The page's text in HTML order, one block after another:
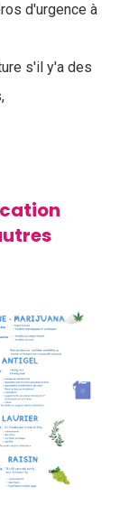
d'urgence à
s'il y'a des